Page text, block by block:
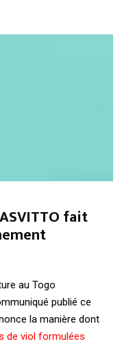
fait
au Togo
publié ce
la manière dont
de viol formulées